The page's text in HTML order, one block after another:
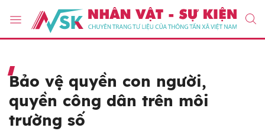
Bảo vệ quyền con người,
quyền công dân trên môi
trường số